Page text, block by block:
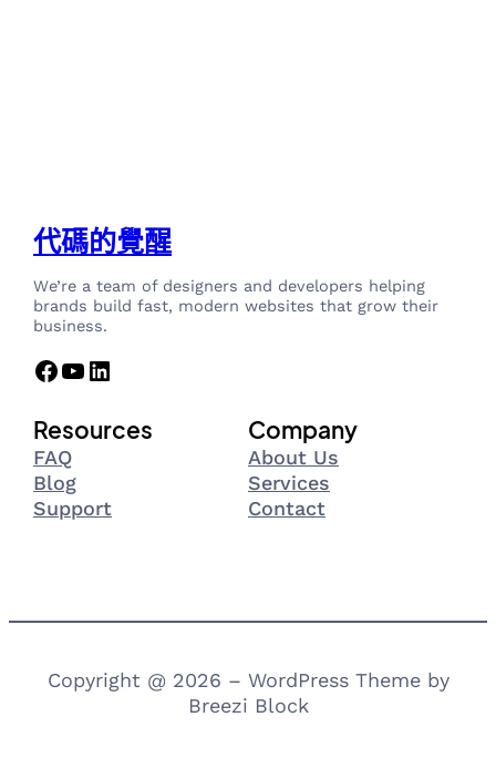
代碼的覺醒
We’re a team of designers and developers helping
brands build fast, modern websites that grow their
business.
Facebook YouTube LinkedIn
Resources
FAQ
Blog
Support
Company
About Us
Services
Contact
Copyright @ 2026 – WordPress Theme by
Breezi Block